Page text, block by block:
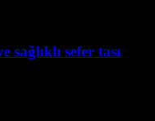
sefer tası